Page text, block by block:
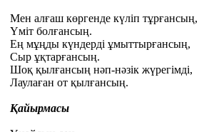
Мен алғаш көргенде күліп тұрғансың,
Үміт болғансың.
Ең мұңды күндерді ұмыттырғансың,
Сыр ұқтарғансың.
Шоқ қылғансың нәп-нәзік жүрегімді,
Лаулаған от қылғансың.
Қайырмасы